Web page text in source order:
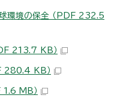
環境の保全 （PDF 232.5
213.7 KB）
280.4 KB）
MB）